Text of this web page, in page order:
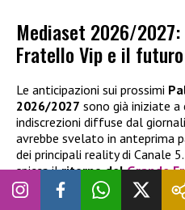
Mediaset 2026/
Fratello Vip e il futuro
Le anticipazioni sui prossimi
2026/2027 sono già iniziate
indiscrezioni diffuse dal
avrebbe svelato in anteprima
dei principali reality di Canale
spicca ilritorno delGrande
settembre 2026 , con una
invariata: al timone ci sarà